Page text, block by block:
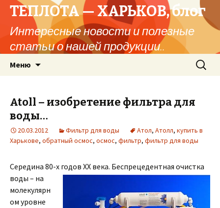
ТЕПЛОТА — ХАРЬКОВ, блог
Интересные новости и полезные
статьи о нашей продукции..
Меню Найти:
Atoll – изобретение фильтра для
воды…
20.03.2012 Фильтр для воды Атол, Атолл, купить в
Харькове, обратный осмос, осмос, фильтр, фильтр для воды
Середина 80-х годов ХХ века. Беспрецедентная очистка
воды – на
молекулярн
ом уровне